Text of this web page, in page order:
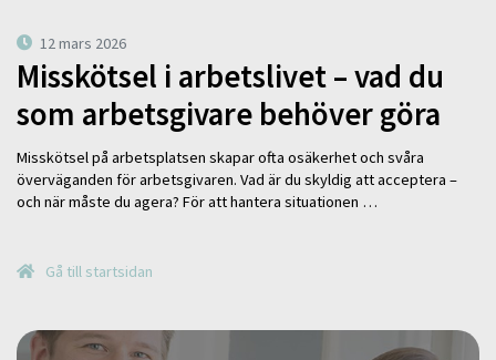
12 mars 2026
Misskötsel i arbetslivet – vad du
som arbetsgivare behöver göra
Misskötsel på arbetsplatsen skapar ofta osäkerhet och svåra
överväganden för arbetsgivaren. Vad är du skyldig att acceptera –
och när måste du agera? För att hantera situationen …
Gå till startsidan